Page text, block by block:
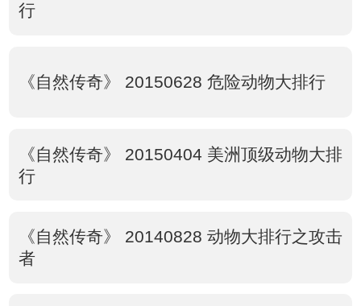
行
《自然传奇》 20150628 危险动物大排行
《自然传奇》 20150404 美洲顶级动物大排
行
《自然传奇》 20140828 动物大排行之攻击
者